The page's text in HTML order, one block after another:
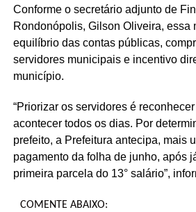
Conforme o secretário adjunto de
Rondonópolis, Gilson Oliveira, essa
equilíbrio das contas públicas,
servidores municipais e incentivo
município.
“Priorizar os servidores é
acontecer todos os dias. Por
prefeito, a Prefeitura antecipa, mais
pagamento da folha de junho, após
primeira parcela do 13° salário”,
COMENTE ABAIXO: